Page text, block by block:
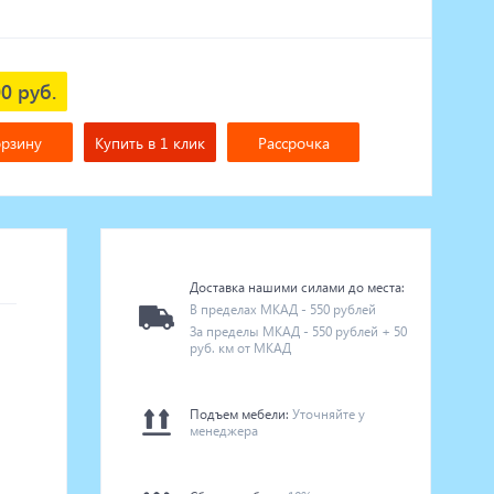
руб.
Купить в 1 клик Рассрочка
Доставка нашими силами до места:
В пределах МКАД - 550 рублей
За пределы МКАД - 550 рублей + 50
руб. км от МКАД
Подъем мебели: Уточняйте у
менеджера